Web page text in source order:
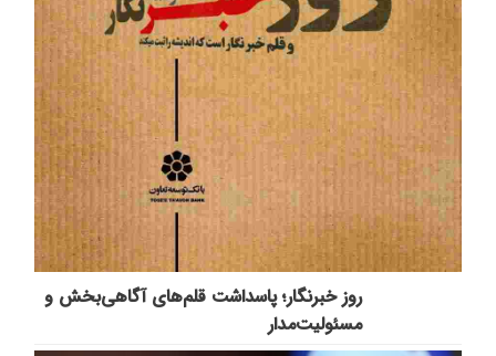
روز خبرنگار؛ پاسداشت قلم‌های آگاهی‌بخش و
مسئولیت‌مدار